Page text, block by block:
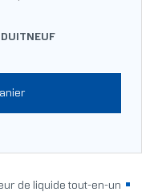
de liquide tout-en-un